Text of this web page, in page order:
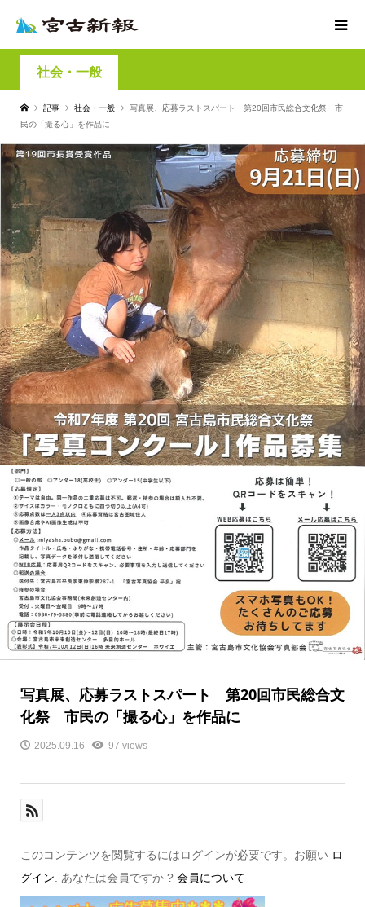
社会・一般
記事 社会・一般
写真展、応募ラストスパート 第20回市民総合文化祭 市
民の「撮る心」を作品に
写真展、応募ラストスパート 第20回市民総合文
化祭 市民の「撮る心」を作品に
2025.09.16 97 views
このコンテンツを閲覧するにはログインが必要です。お願い ロ
グイン . あなたは会員ですか ? 会員について